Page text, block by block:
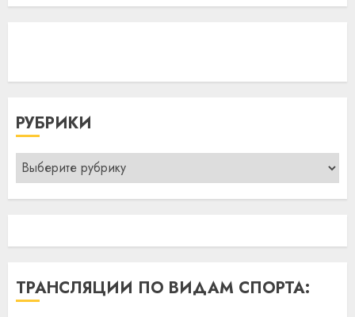
РУБРИКИ
Рубрики
ТРАНСЛЯЦИИ ПО ВИДАМ СПОРТА: